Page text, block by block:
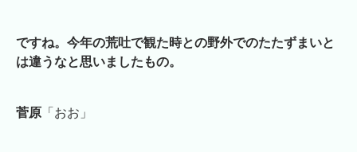
ですね。今年の荒吐で観た時との野外でのたたずまいと
は違うなと思いましたもの。
菅原 「おお」